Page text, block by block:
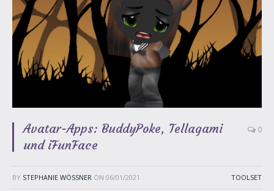
Avatar-Apps: BuddyPoke, Tellagami
und iFunFace
0
BY STEPHANIE WÖSSNER ON 06/01/2021 TOOLSET